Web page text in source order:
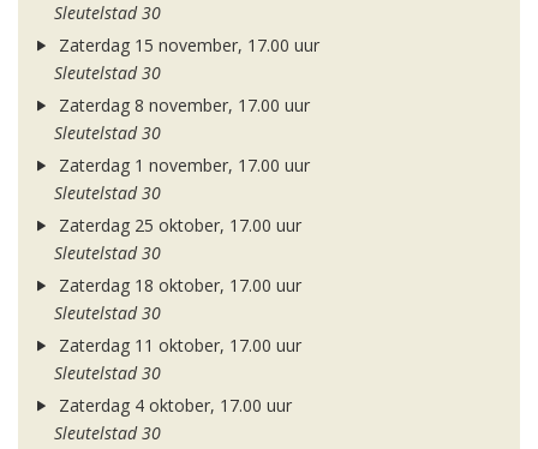
Sleutelstad 30
Zaterdag 15 november, 17.00 uur
Sleutelstad 30
Zaterdag 8 november, 17.00 uur
Sleutelstad 30
Zaterdag 1 november, 17.00 uur
Sleutelstad 30
Zaterdag 25 oktober, 17.00 uur
Sleutelstad 30
Zaterdag 18 oktober, 17.00 uur
Sleutelstad 30
Zaterdag 11 oktober, 17.00 uur
Sleutelstad 30
Zaterdag 4 oktober, 17.00 uur
Sleutelstad 30